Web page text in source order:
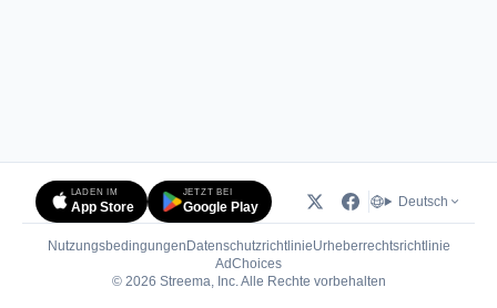
LADEN IM
App Store
JETZT BEI
Google Play Deutsch
Nutzungsbedingungen DatenschutzrichtlinieUrheberrechtsrichtlinie
AdChoices(öffnet in neuem Tab)
© 2026 Streema, Inc. Alle Rechte vorbehalten